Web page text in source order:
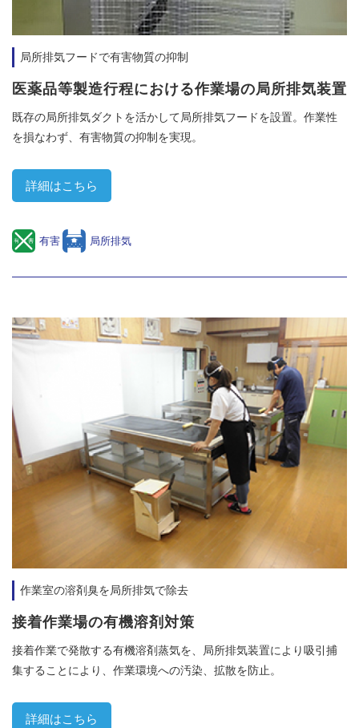
局所排気フードで有害物質の抑制
医薬品等製造行程における作業場の局所排気装置
既存の局所排気ダクトを活かして局所排気フードを設置。作業性
を損なわず、有害物質の抑制を実現。
詳細はこちら
有害 局所排気
作業室の溶剤臭を局所排気で除去
接着作業場の有機溶剤対策
接着作業で発散する有機溶剤蒸気を、局所排気装置により吸引捕
集することにより、作業環境への汚染、拡散を防止。
詳細はこちら